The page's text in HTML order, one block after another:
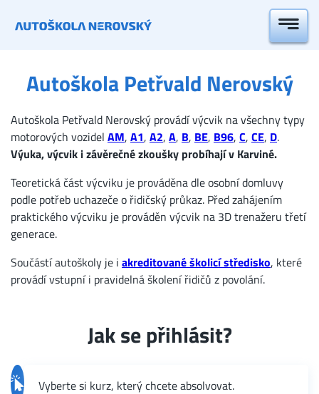
Autoškola Petřvald Nerovský
Autoškola Petřvald Nerovský provádí výcvik na všechny typy
motorových vozidel AM, A1, A2, A, B, BE, B96, C, CE, D.
Výuka, výcvik i závěrečné zkoušky probíhají v Karviné.
Teoretická část výcviku je prováděna dle osobní domluvy
podle potřeb uchazeče o řidičský průkaz. Před zahájením
praktického výcviku je prováděn výcvik na 3D trenažeru třetí
generace.
Součástí autoškoly je i akreditované školicí středisko, které
provádí vstupní i pravidelná školení řidičů z povolání.
Jak se přihlásit?
Vyberte si kurz, který chcete absolvovat.